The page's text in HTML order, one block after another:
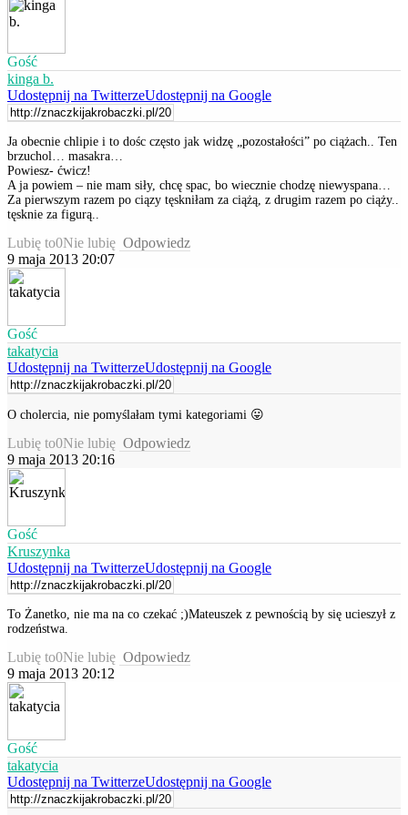
Gość
kinga b.
Udostępnij na TwitterzeUdostępnij na Google
Ja obecnie chlipie i to dośc często jak widzę „pozostałości” po ciążach.. Ten
brzuchol… masakra…
Powiesz- ćwicz!
A ja powiem – nie mam siły, chcę spac, bo wiecznie chodzę niewyspana…
Za pierwszym razem po ciązy tęskniłam za ciążą, z drugim razem po ciąży..
tęsknie za figurą..
Lubię to0Nie lubię Odpowiedz
9 maja 2013 20:07
Gość
takatycia
Udostępnij na TwitterzeUdostępnij na Google
O cholercia, nie pomyślałam tymi kategoriami 😛
Lubię to0Nie lubię Odpowiedz
9 maja 2013 20:16
Gość
Kruszynka
Udostępnij na TwitterzeUdostępnij na Google
To Żanetko, nie ma na co czekać ;)Mateuszek z pewnością by się ucieszył z
rodzeństwa.
Lubię to0Nie lubię Odpowiedz
9 maja 2013 20:12
Gość
takatycia
Udostępnij na TwitterzeUdostępnij na Google